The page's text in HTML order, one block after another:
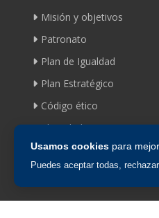
Usamos cookies para
Puedes aceptar todas,
Misión y objetivos
Patronato
Plan de Igualdad
Plan Estratégico
Código ético
Identidad corporativa